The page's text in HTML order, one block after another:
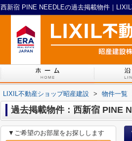
西新宿 PINE NEEDLEの過去掲載物件｜
LIXIL不動産ショップ昭産建設 > 物件一覧
過去掲載物件：西新宿 PINE
▼ご希望のお部屋をお探しします